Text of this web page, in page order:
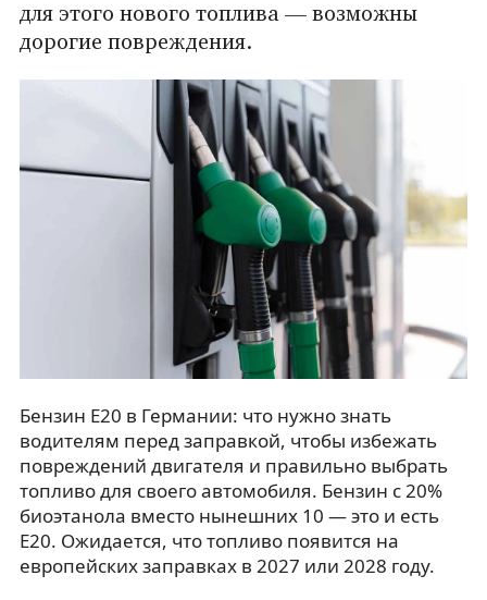
для этого нового топлива — возможны
дорогие повреждения.
Бензин E20 в Германии: что нужно знать
водителям перед заправкой, чтобы избежать
повреждений двигателя и правильно выбрать
топливо для своего автомобиля. Бензин с 20%
биоэтанола вместо нынешних 10 — это и есть
E20. Ожидается, что топливо появится на
европейских заправках в 2027 или 2028 году.